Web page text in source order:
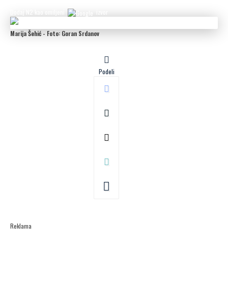
Marija Šehić - Foto: Goran Srdanov
Podeli
Reklama